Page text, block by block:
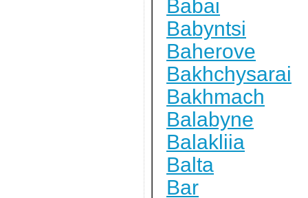
Babai
Babyntsi
Baherove
Bakhchysarai
Bakhmach
Balabyne
Balakliia
Balta
Bar